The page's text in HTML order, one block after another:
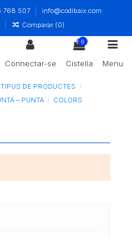
768 507
info@codibaix.com
Comparar (0)
Connectar-se
0
Cistella Menu
TIPUS DE PRODUCTES
– PUNTA COLORS